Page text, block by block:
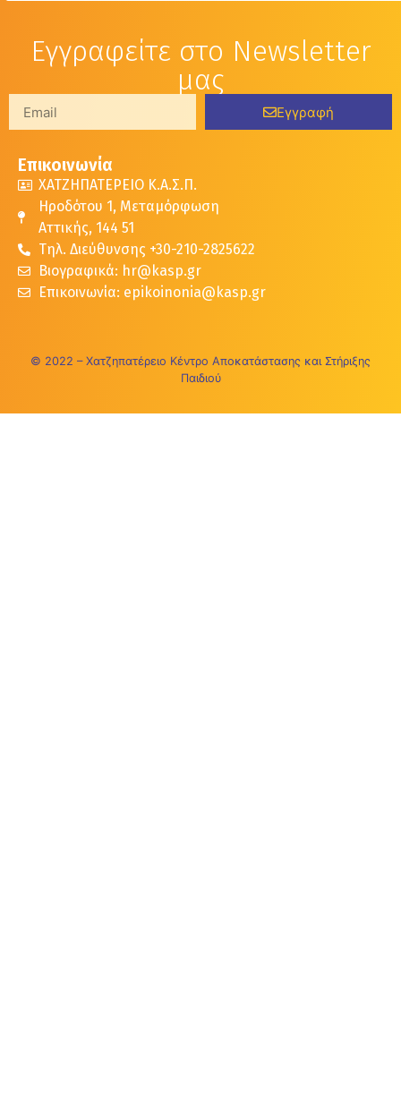
Εγγραφείτε στο Newsletter
μας
Εγγραφή
Επικοινωνία
ΧΑΤΖΗΠΑΤΕΡΕΙΟ Κ.Α.Σ.Π.
Ηροδότου 1, Μεταμόρφωση
Αττικής, 144 51
Τηλ. Διεύθυνσης +30-210-2825622
Βιογραφικά: hr@kasp.gr
Επικοινωνία: epikoinonia@kasp.gr
© 2022 – Χατζηπατέρειο Κέντρο Αποκατάστασης και Στήριξης
Παιδιού